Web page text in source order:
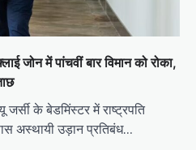
जोन में पांचवीं बार विमान को रोका,
के बेडमिंस्टर में राष्ट्रपति
अस्थायी उड़ान प्रतिबंध…